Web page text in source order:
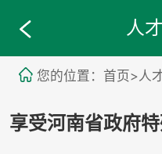
人
您的位置：首页>人
享受河南省政府